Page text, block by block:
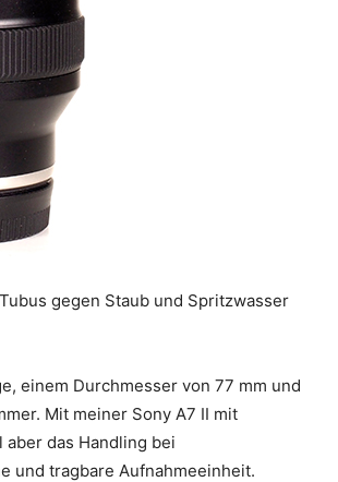
gegen Staub und Spritzwasser
einem Durchmesser von 77 mm und
Mit meiner Sony A7 II mit
das Handling bei
und tragbare Aufnahmeeinheit.